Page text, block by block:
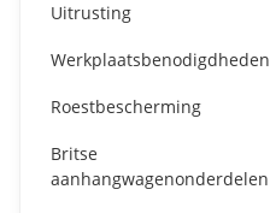
Uitrusting
Werkplaatsbenodigdheden
Roestbescherming
Britse
aanhangwagenonderdelen